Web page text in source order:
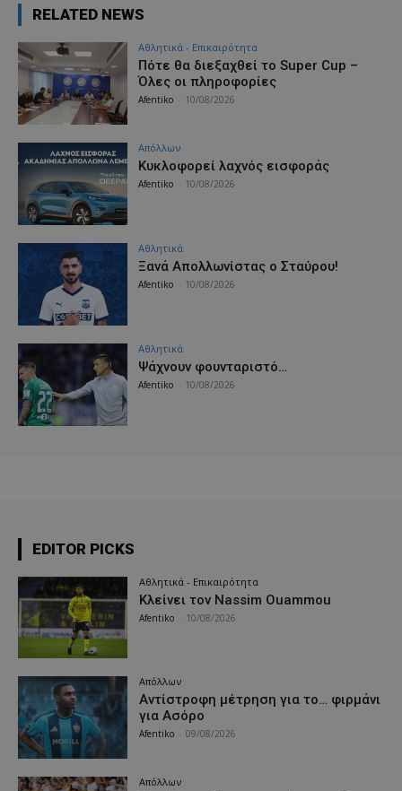
RELATED NEWS
Αθλητικά - Επικαιρότητα
Πότε θα διεξαχθεί το Super Cup –
Όλες οι πληροφορίες
Afentiko 10/08/2026
Απόλλων
Κυκλοφορεί λαχνός εισφοράς
Afentiko 10/08/2026
Αθλητικά
Ξανά Απολλωνίστας ο Σταύρου!
Afentiko 10/08/2026
Αθλητικά
Ψάχνουν φουνταριστό…
Afentiko 10/08/2026
EDITOR PICKS
Αθλητικά - Επικαιρότητα
Κλείνει τον Nassim Ouammou
Afentiko 10/08/2026
Απόλλων
Αντίστροφη μέτρηση για το… φιρμάνι
για Ασόρο
Afentiko 09/08/2026
Απόλλων